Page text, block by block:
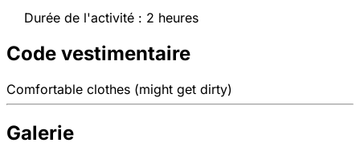
Durée de l'activité : 2 heures
Code vestimentaire
Comfortable clothes (might get dirty)
Galerie